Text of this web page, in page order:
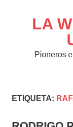
contenidoLA
Pioneros
ETIQUETA: